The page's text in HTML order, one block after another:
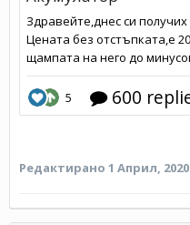
Редактирано 1 Април, 2020